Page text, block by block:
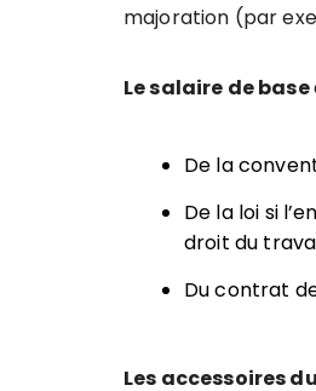
majoration (par
Le salaire de base
De la
De la loi si
droit du
Du contrat
Les accessoires